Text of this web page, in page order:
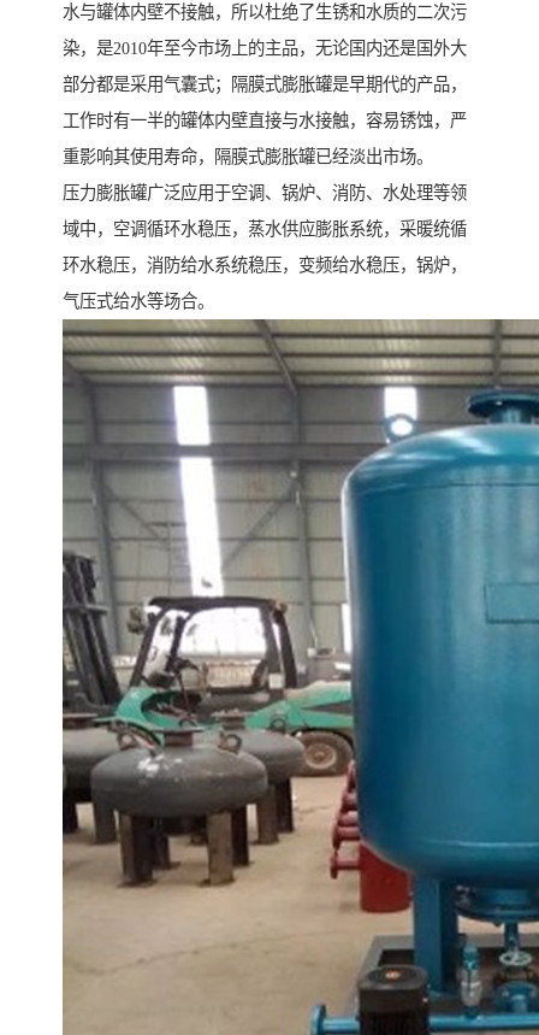
水与罐体内壁不接触，所以杜绝了生锈和水质的二次污
染，是2010年至今市场上的主品，无论国内还是国外大
部分都是采用气囊式；隔膜式膨胀罐是早期代的产品，
工作时有一半的罐体内壁直接与水接触，容易锈蚀，严
重影响其使用寿命，隔膜式膨胀罐已经淡出市场。
压力膨胀罐广泛应用于空调、锅炉、消防、水处理等领
域中，空调循环水稳压，蒸水供应膨胀系统，采暖统循
环水稳压，消防给水系统稳压，变频给水稳压，锅炉，
气压式给水等场合。